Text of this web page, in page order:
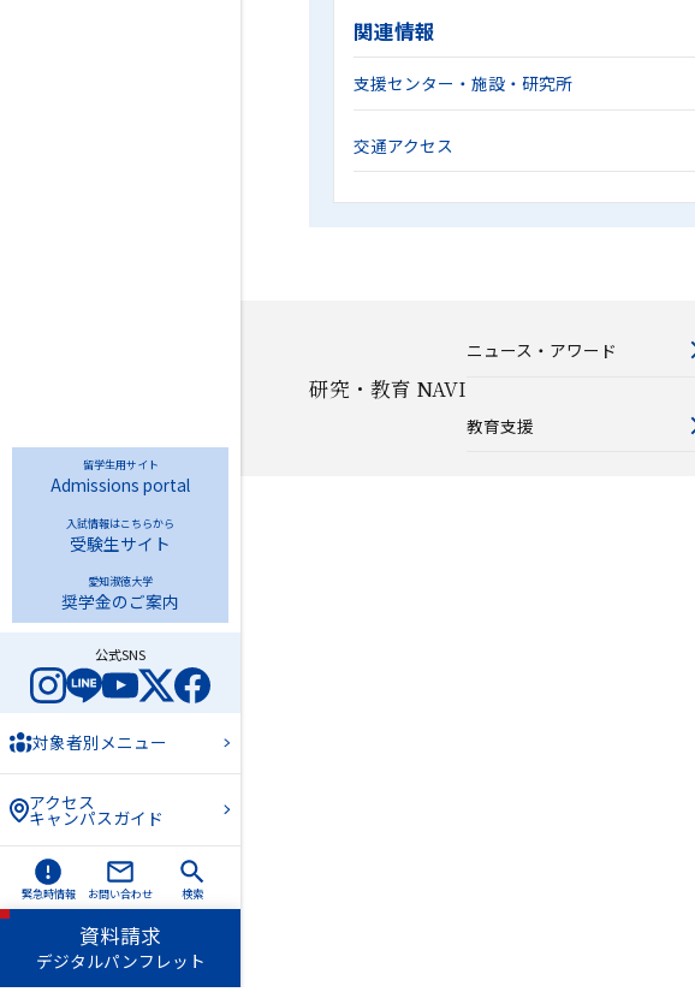
留学生用サイト
Admissions portal
入試情報はこちらから
受験生サイト
愛知淑徳大学
奨学金のご案内
公式SNS
対象者別メニュー
アクセス
キャンパスガイド
緊急時情報 お問い合わせ 検索
資料請求
デジタルパンフレット
関連情報
支援センター・施設・研究所
交通アクセス
研究・教育 NAVI
ニュース・アワード
教育支援